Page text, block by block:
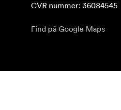
CVR nummer: 36084545
Find på Google Maps